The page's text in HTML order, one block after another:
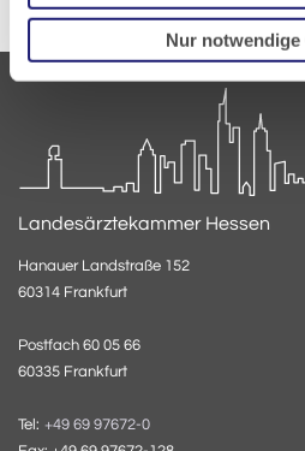
Nur notwendige
Landesärztekammer Hessen
Hanauer Landstraße 152
60314 Frankfurt
Postfach 60 05 66
60335 Frankfurt
Tel: +49 69 97672-0